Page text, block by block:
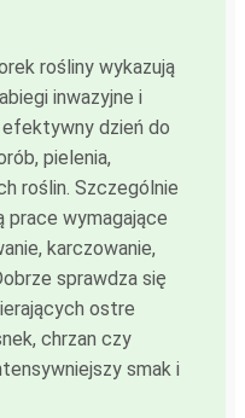
rośliny wykazują
inwazyjne i
dzień do
pielenia,
roślin. Szczególnie
wymagające
karczowanie,
sprawdza się
ostre
chrzan czy
smak i